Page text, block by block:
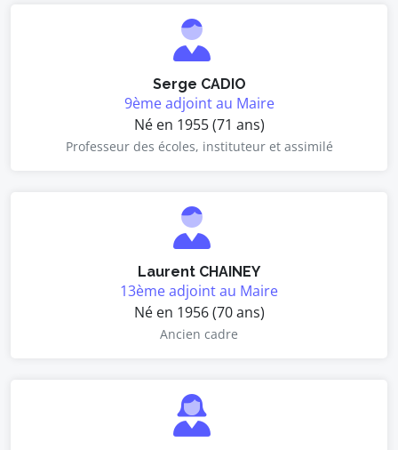
Serge CADIO
9ème adjoint au Maire
Né en 1955 (71 ans)
Professeur des écoles, instituteur et assimilé
Laurent CHAINEY
13ème adjoint au Maire
Né en 1956 (70 ans)
Ancien cadre